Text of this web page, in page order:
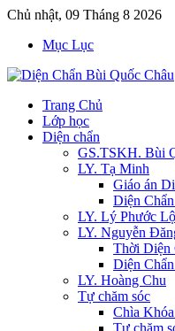
Chủ nhật, 09 Tháng 8 2026
Mục Lục
Trang Chủ
Lớp học
Diện chẩn
GS.TSKH. Bùi
LY. Tạ Minh
Giáo án
Diện
LY. Lý Phước
LY. Nguyễn
Thời Diện
Diện
LY. Hoàng Chu
Tự chăm sóc
Chìa
Tự chăm